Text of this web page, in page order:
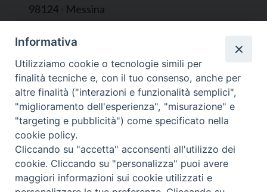
98124 - Messina
Segreteria e Amministrazione:
L’Ufficio è aperto tutti i giorni da lunedì a
venerdì, dalle ore 9.30 alle ore 12.30.
Tel. 090.9146045
mail:ufficiocaritas@diocesimessina.it.
Seguici su
Informativa
Utilizziamo cookie o tecnologie simili per
finalità tecniche e, con il tuo consenso, anche per
altre finalità ("interazioni e funzionalità semplici",
"miglioramento dell'esperienza", "misurazione" e
"targeting e pubblicità") come specificato nella
cookie policy.
Cliccando su "accetta" acconsenti all'utilizzo dei
cookie. Cliccando su "personalizza" puoi avere
maggiori informazioni sui cookie utilizzati e